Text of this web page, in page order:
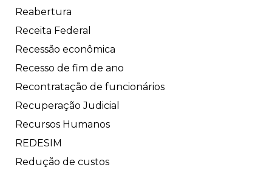
Reabertura
Receita Federal
Recessão econômica
Recesso de fim de ano
Recontratação de funcionários
Recuperação Judicial
Recursos Humanos
REDESIM
Redução de custos